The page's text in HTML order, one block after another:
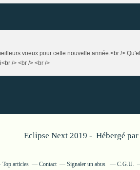
voeux pour cette nouvelle année.<br />
/> <br /> <br />
Eclipse Next 2019 - Hébergé par
Top articles Contact Signaler un abus C.G.U.